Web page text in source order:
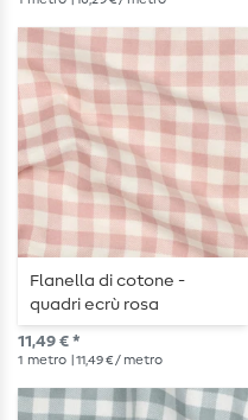
Flanella di cotone -
quadri ecrù rosa
11,49 € *
1 metro | 11,49 € / metro